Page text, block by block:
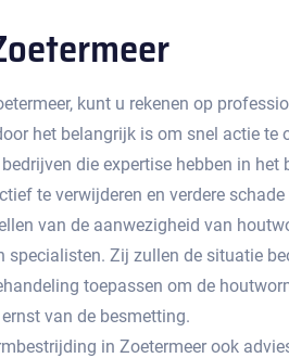
kunt u rekenen op
het belangrijk is om snel actie te
die expertise hebben in
te verwijderen en verdere
van de aanwezigheid van
Zij zullen de situatie
toepassen om de
van de besmetting.​
in Zoetermeer ook